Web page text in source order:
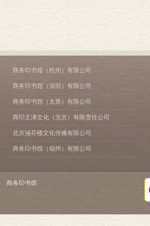
商务印书馆（杭州）有限公司
商务印书馆（深圳）有限公司
商务印书馆（太原）有限公司
商印文津文化（北京）有限责任公司
北京涵芬楼文化传播有限公司
商务印书馆（福州）有限公司
商务印书馆